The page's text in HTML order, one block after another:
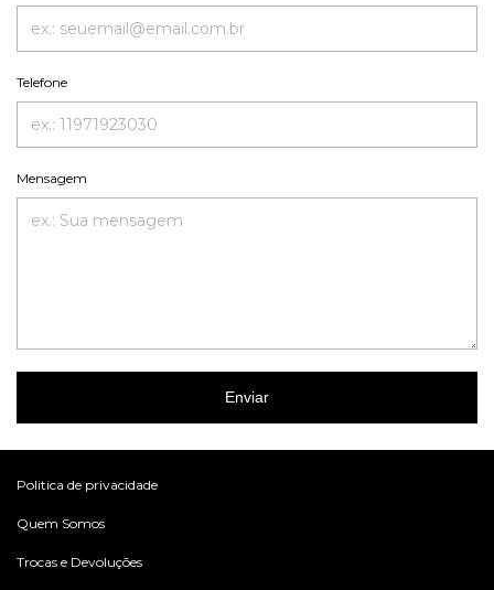
Telefone
Mensagem
Enviar
Politica de privacidade
Quem Somos
Trocas e Devoluções